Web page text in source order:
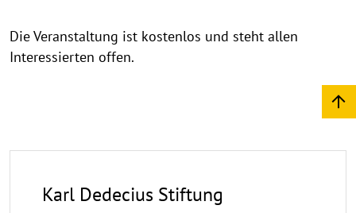
Die Veranstaltung ist kostenlos und steht allen
Interessierten offen.
Karl Dedecius Stiftung